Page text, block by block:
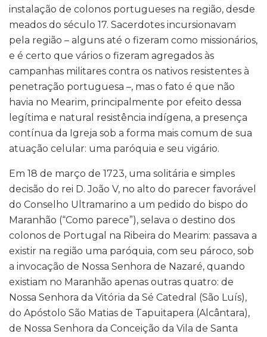
instalação de colonos portugueses na região, desde
meados do século 17. Sacerdotes incursionavam
pela região – alguns até o fizeram como missionários,
e é certo que vários o fizeram agregados às
campanhas militares contra os nativos resistentes à
penetração portuguesa –, mas o fato é que não
havia no Mearim, principalmente por efeito dessa
legítima e natural resistência indígena, a presença
contínua da Igreja sob a forma mais comum de sua
atuação celular: uma paróquia e seu vigário.
Em 18 de março de 1723, uma solitária e simples
decisão do rei D. João V, no alto do parecer favorável
do Conselho Ultramarino a um pedido do bispo do
Maranhão (“Como parece”), selava o destino dos
colonos de Portugal na Ribeira do Mearim: passava a
existir na região uma paróquia, com seu pároco, sob
a invocação de Nossa Senhora de Nazaré, quando
existiam no Maranhão apenas outras quatro: de
Nossa Senhora da Vitória da Sé Catedral (São Luís),
do Apóstolo São Matias de Tapuitapera (Alcântara),
de Nossa Senhora da Conceição da Vila de Santa